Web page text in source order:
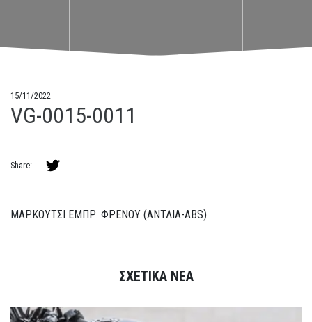
15/11/2022
VG-0015-0011
Share:
ΜΑΡΚΟΥΤΣΙ ΕΜΠΡ. ΦΡΕΝΟΥ (ΑΝΤΛΙΑ-ABS)
ΣΧΕΤΙΚΑ ΝΕΑ